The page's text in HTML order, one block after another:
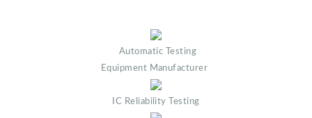
Automatic Testing
Equipment Manufacturer
IC Reliability Testing